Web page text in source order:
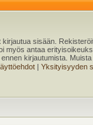
sisään.
myös antaa
kirjautumista.
| Yksityisyyden